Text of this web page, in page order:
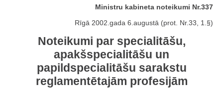
Ministru kabineta noteikumi Nr.337
Rīgā 2002.gada 6.augustā (prot. Nr.33, 1.§)
Noteikumi par specialitāšu,
apakšspecialitāšu un
papildspecialitāšu sarakstu
reglamentētajām profesijām